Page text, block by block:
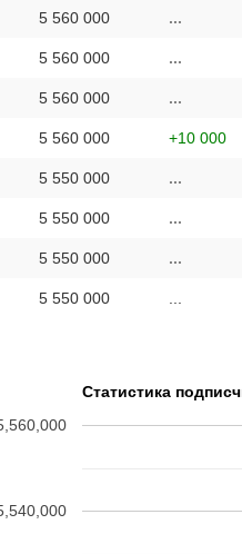
5 560 000 ...
5 560 000 ...
5 560 000 ...
5 560 000 +10 000
5 550 000 ...
5 550 000 ...
5 550 000 ...
5 550 000
Статистика